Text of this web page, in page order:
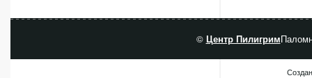
© Центр Пилигрим